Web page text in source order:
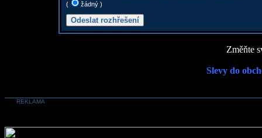
(
žádný )
Změňte
Slevy do
REKLAMA